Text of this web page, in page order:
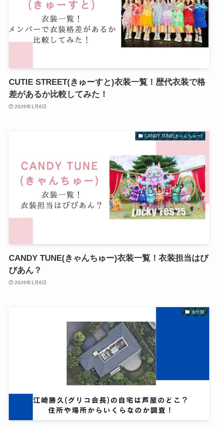
CUTIE STREET(きゅーすと)衣装一覧！歴代衣装で格
差があるか比較してみた！
2026年1月6日
CANDY TUNE(きゃんちゅー)
CANDY TUNE(きゃんちゅー)衣装一覧！衣装担当はび
びあん？
2026年1月6日
未分類